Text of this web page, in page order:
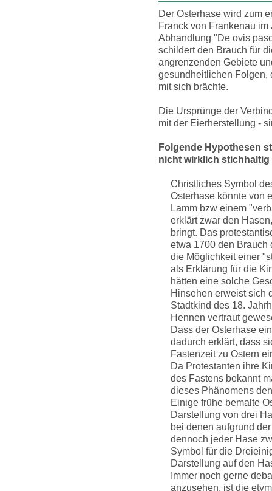
Der Osterhase wird zum
Franck von Frankenau
Abhandlung "De ovis
schildert den Brauch für
angrenzenden Gebiete
gesundheitlichen Folgen,
mit sich brächte.
Die Ursprünge der
mit der Eierherstellung -
Folgende Hypothesen
nicht wirklich stichhaltig
Christliches Symbol
Osterhase könnte von
Lamm bzw einem
erklärt zwar den
bringt. Das
etwa 1700 den Brauch
die Möglichkeit einer
als Erklärung für die
hätten eine solche
Hinsehen erweist sich
Stadtkind des 18.
Hennen vertraut
Dass der Osterhase
dadurch erklärt, dass
Fastenzeit zu Ostern
Da Protestanten ihre
des Fastens bekannt
dieses Phänomens
Einige frühe bemalte
Darstellung von drei
bei denen aufgrund
dennoch jeder Hase
Symbol für die
Darstellung auf den
Immer noch gerne
anzusehen, ist die